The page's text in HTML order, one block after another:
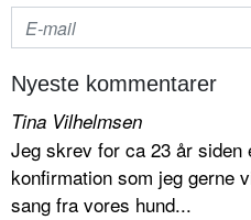
Nyeste kommentarer
Tina Vilhelmsen
Jeg skrev for ca 23 år siden
konfirmation som jeg gerne
sang fra vores hund...